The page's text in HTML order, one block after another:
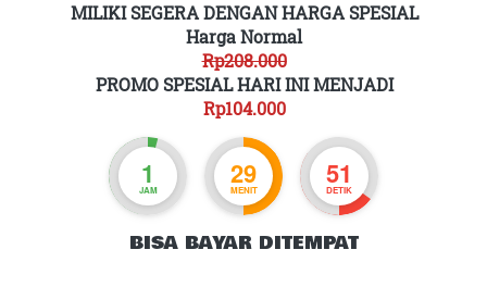
MILIKI SEGERA DENGAN HARGA SPESIAL
Harga Normal
Rp208.000
PROMO SPESIAL HARI INI MENJADI
Rp104.000
1
JAM 29
MENIT 50
DETIK
BISA BAYAR DITEMPAT